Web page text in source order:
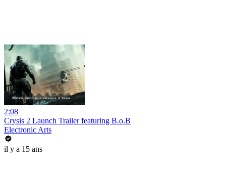
2:08
Crysis 2 Launch Trailer featuring B.o.B
Electronic Arts
il y a 15 ans